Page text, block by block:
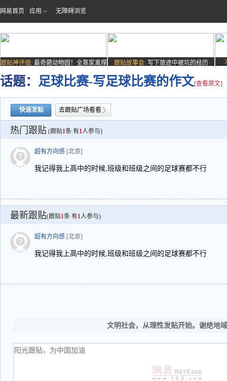
网易首页 应用 无障碍浏览
跟贴神评组: 最奇葩动物园！全靠家禽撑
场子
跟贴故事会: 写下旅途中被坑的经历
话题： 足球比赛-写足球比赛的作文[查看原文]
快速发贴 去跟贴广场看看
热门跟贴 (跟贴1条 有1人参与)
超有方向感 [北京]
我记得我上高中的时候,班级和班级之间的足球赛都不行
最新跟贴(跟贴1条 有1人参与)
超有方向感 [北京]
我记得我上高中的时候,班级和班级之间的足球赛都不行
文明社会，从理性发贴开始。谢绝地